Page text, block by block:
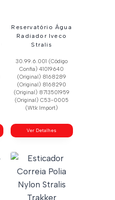
Reservatório Água
Radiador Iveco
Stralis
30.99.6.001 (Código
Confia) 41019640
(Original) 8168289
(Original) 8168290
(Original) 8713501959
(Original) C53-0005
(Wtk Import)
Ver Detalhes